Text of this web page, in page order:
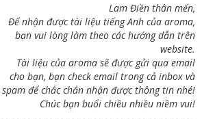
Lam Điền thân mến,
Để nhận được tài liệu tiếng Anh của aroma,
bạn vui lòng làm theo các hướng dẫn trên
website.
Tài liệu của aroma sẽ được gửi qua email
cho bạn, bạn check email trong cả inbox và
spam để chắc chắn nhận được thông tin nhé!
Chúc bạn buổi chiều nhiều niềm vui!